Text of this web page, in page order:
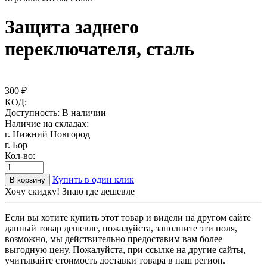
Защита заднего
переключателя, сталь
300 ₽
КОД:
Доступность: В наличии
Наличие на складах:
г. Нижний Новгород
г. Бор
Кол-во:
В корзину
Купить в один клик
Хочу скидку! Знаю где дешевле
Если вы хотите купить этот товар и видели на другом сайте
данный товар дешевле, пожалуйста, заполните эти поля,
возможно, мы действительно предоставим вам более
выгодную цену. Пожалуйста, при ссылке на другие сайты,
учитывайте стоимость доставки товара в наш регион.